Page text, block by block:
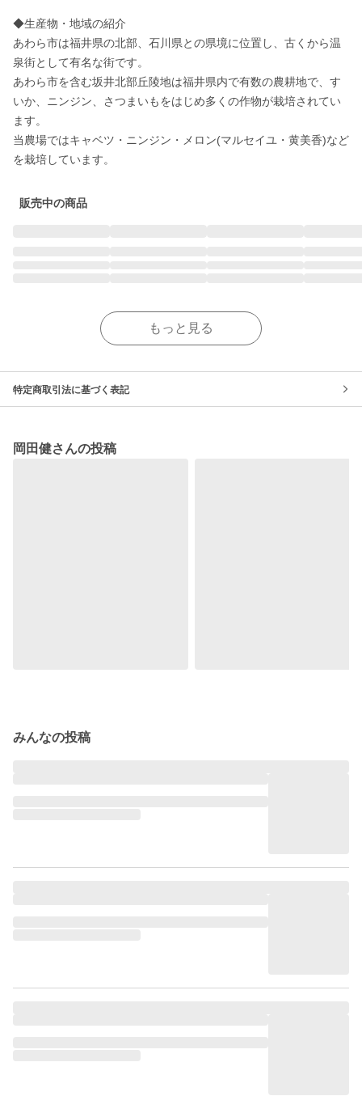
◆生産物・地域の紹介
あわら市は福井県の北部、石川県との県境に位置し、古くから温
泉街として有名な街です。
あわら市を含む坂井北部丘陵地は福井県内で有数の農耕地で、す
いか、ニンジン、さつまいもをはじめ多くの作物が栽培されてい
ます。
当農場ではキャベツ・ニンジン・メロン(マルセイユ・黄美香)など
を栽培しています。
販売中の商品
もっと見る
特定商取引法に基づく表記
岡田健さんの投稿
みんなの投稿